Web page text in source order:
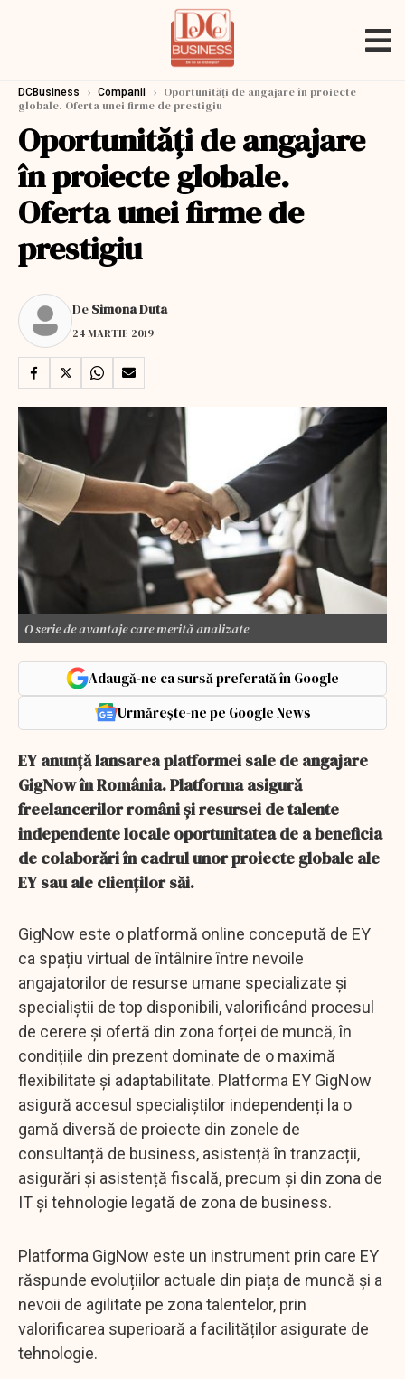
DCBusiness › Companii › Oportunități de angajare în proiecte
globale. Oferta unei firme de prestigiu
Oportunități de angajare
în proiecte globale.
Oferta unei firme de
prestigiu
De Simona Duta
24 MARTIE 2019
O serie de avantaje care merită analizate
Adaugă-ne ca sursă preferată în Google
Urmărește-ne pe Google News
EY anunță lansarea platformei sale de angajare
GigNow în România. Platforma asigură
freelancerilor români și resursei de talente
independente locale oportunitatea de a beneficia
de colaborări în cadrul unor proiecte globale ale
EY sau ale clienților săi.
GigNow este o platformă online concepută de EY
ca spațiu virtual de întâlnire între nevoile
angajatorilor de resurse umane specializate și
specialiștii de top disponibili, valorificând procesul
de cerere și ofertă din zona forței de muncă, în
condițiile din prezent dominate de o maximă
flexibilitate și adaptabilitate. Platforma EY GigNow
asigură accesul specialiștilor independenți la o
gamă diversă de proiecte din zonele de
consultanță de business, asistență în tranzacții,
asigurări și asistență fiscală, precum și din zona de
IT și tehnologie legată de zona de business.
Platforma GigNow este un instrument prin care EY
răspunde evoluțiilor actuale din piața de muncă și a
nevoii de agilitate pe zona talentelor, prin
valorificarea superioară a facilităților asigurate de
tehnologie.